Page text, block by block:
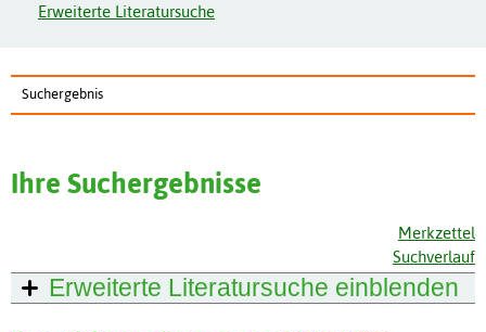
Erweiterte Literatursuche
Suchergebnis
Ihre Suchergebnisse
Merkzettel
Suchverlauf
Erweiterte Literatursuche einblenden